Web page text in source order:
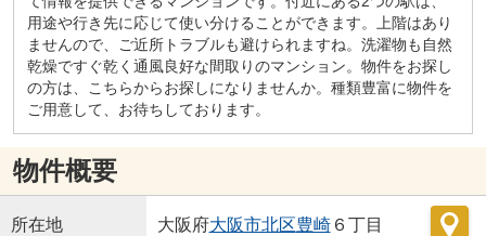
用途や行き先に応じて使い分けることができます。上階はあり
ませんので、ご近所トラブルも避けられますね。洗濯物も自然
乾燥ですぐ乾く通風良好な間取りのマンション。物件をお探し
の方は、こちらからお探しになりませんか。種類豊富に物件を
ご用意して、お待ちしております。
物件概要
所在地 大阪府大阪市北区豊崎６丁目